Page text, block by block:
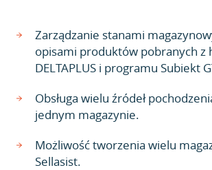
Zarządzanie stanami
opisami produktów pobranych z
DELTAPLUS i programu Subiekt
Obsługa wielu źródeł
jednym magazynie.
Możliwość tworzenia wielu
Sellasist.